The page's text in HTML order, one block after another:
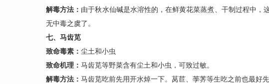
解毒方法： 由于秋水仙碱是水溶性的，在鲜黄花菜蒸煮、干制过程中
无中毒之虞了。
七、 马齿苋
致命毒素： 尘土和小虫
致命机理： 马齿苋等野菜含有尘土和小虫，可致过敏。
解毒方法： 马齿苋吃前先用开水焯一下。莴苣、荸荠等生吃之前也最好